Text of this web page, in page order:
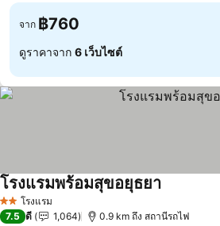
จาก ฿760
ดูราคาจาก 6 เว็บไซต์
2 ดาวโรงแรม
โรงแรมพร้อมสุขอยุธยา
7.5 ดี 1,064 0.9 km ถึง สถานีรถไฟ